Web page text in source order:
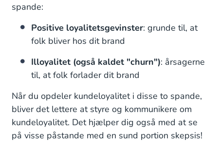
spande:
Positive loyalitetsgevinster: grunde til, at
folk bliver hos dit brand
Illoyalitet (også kaldet "churn"): årsagerne
til, at folk forlader dit brand
Når du opdeler kundeloyalitet i disse to spande,
bliver det lettere at styre og kommunikere om
kundeloyalitet. Det hjælper dig også med at se
på visse påstande med en sund portion skepsis!